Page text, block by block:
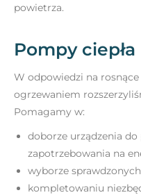
powietrza.
Pompy ciepła
W odpowiedzi na
ogrzewaniem
Pomagamy w:
doborze urządzenia
zapotrzebowania na
wyborze
kompletowaniu